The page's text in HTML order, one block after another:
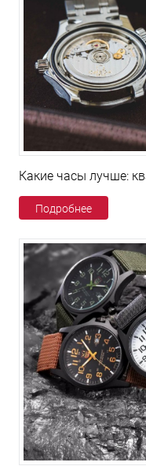
Какие часы лучше:
Подробнее